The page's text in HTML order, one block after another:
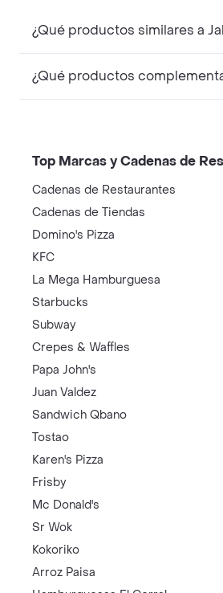
¿Qué productos similares a
¿Qué productos
Top Marcas y Cadenas de
Cadenas de Restaurantes
Cadenas de Tiendas
Domino's Pizza
KFC
La Mega Hamburguesa
Starbucks
Subway
Crepes & Waffles
Papa John's
Juan Valdez
Sandwich Qbano
Tostao
Karen's Pizza
Frisby
Mc Donald's
Sr Wok
Kokoriko
Arroz Paisa